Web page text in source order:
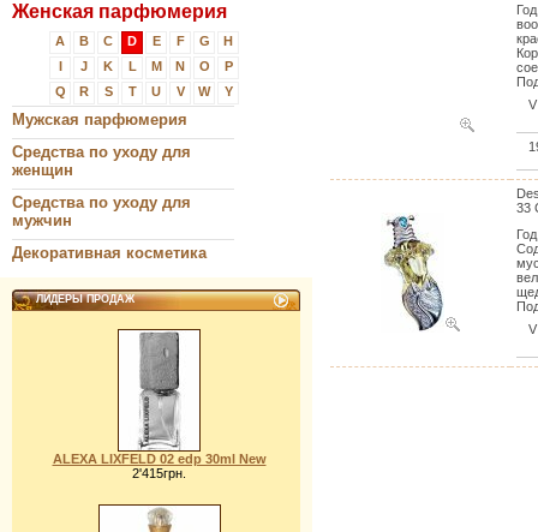
Женская парфюмерия
A B C D E F G
H
I
J K L M N O
P
Q
R S T U V W Y
Мужская парфюмерия
Средства по уходу для
женщин
Средства по уходу для
мужчин
Декоративная косметика
ЛИДЕРЫ ПРОДАЖ
ALEXA LIXFELD 02 edp 30ml New
2'415грн.
V
33
V